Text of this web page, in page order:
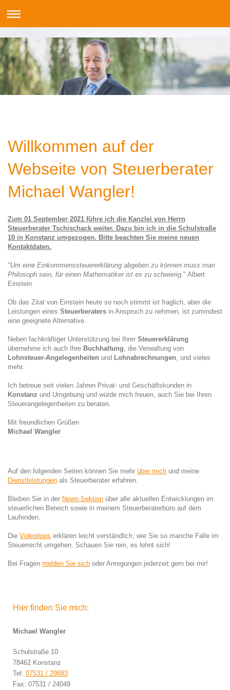
Willkommen auf der
Webseite von Steuerberater
Michael Wangler!
Zum 01 September 2021 führe ich die Kanzlei von Herrn
Steuerberater Tschischack weiter. Dazu bin ich in die Schulstraße
10 in Konstanz umgezogen. Bitte beachten Sie meine neuen
Kontaktdaten.
"Um eine Einkommenssteuererklärung abgeben zu können muss man
Philosoph sein, für einen Mathematiker ist es zu schwierig." Albert
Einstein
Ob das Zitat von Einstein heute so noch stimmt ist fraglich, aber die
Leistungen eines Steuerberaters in Anspruch zu nehmen, ist zumindest
eine geeignete Alternative.
Neben fachkräftiger Unterstützung bei Ihrer Steuererklärung
übernehme ich auch Ihre Buchhaltung, die Verwaltung von
Lohnsteuer-Angelegenheiten und Lohnabrechnungen, und vieles
mehr.
Ich betreue seit vielen Jahren Privat- und Geschäftskunden in
Konstanz und Umgebung und würde mich freuen, auch Sie bei Ihren
Steuerangelegenheiten zu beraten.
Mit freundlichen Grüßen
Michael Wangler
Auf den folgenden Seiten können Sie mehr über mich und meine
Dienstleistungen als Steuerberater erfahren.
Bleiben Sie in der News-Sektion über alle aktuellen Entwicklungen im
steuerlichen Bereich sowie in meinem Steuerberaterbüro auf dem
Laufenden.
Die Videotipps erklären leicht verständlich, wie Sie so manche Falle im
Steuerrecht umgehen. Schauen Sie rein, es lohnt sich!
Bei Fragen melden Sie sich oder Anregungen jederzeit gern bei mir!
Hier finden Sie mich:
Michael Wangler
Schulstraße 10
78462 Konstanz
Tel: 07531 / 29883
Fax: 07531 / 24049